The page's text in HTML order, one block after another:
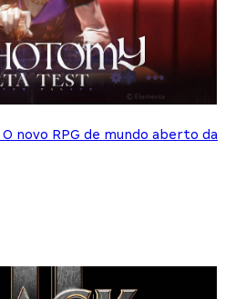
novo RPG de mundo aberto da